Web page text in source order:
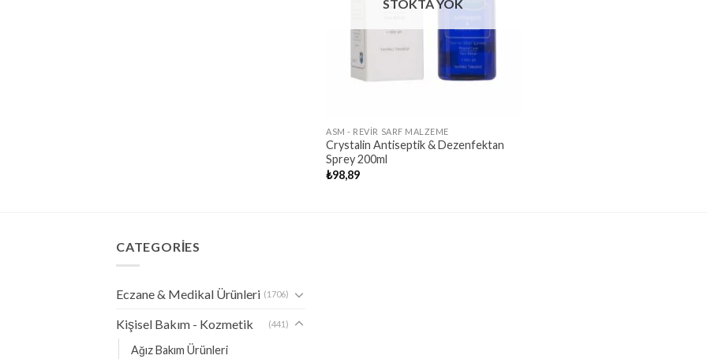
STOKTA YOK
ASM - REVIR SARF MALZEME
Crystalin Antiseptik & Dezenfektan
Sprey 200ml
₺98,89
CATEGORIES
Eczane & Medikal Ürünleri (1706)
Kişisel Bakım - Kozmetik (441)
Ağız Bakım Ürünleri